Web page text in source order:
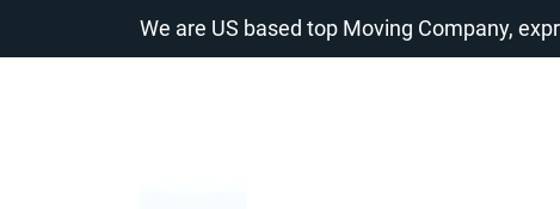
We are US based top Moving Company,